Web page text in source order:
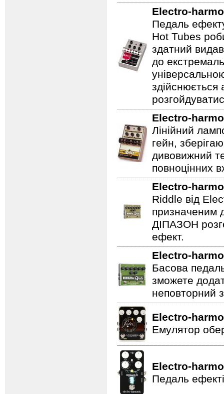
Electro-
Педаль
Hot Tubes
здатний
до
Electro-
Лінійний
гейн,
дивовижний
повноцінних
Electro-
Riddle від
призначеним
ДІПАЗОН
ефект.
Electro-
Басова
зможете
неповторний
Electro-
Емулятор
Electro-
Педаль